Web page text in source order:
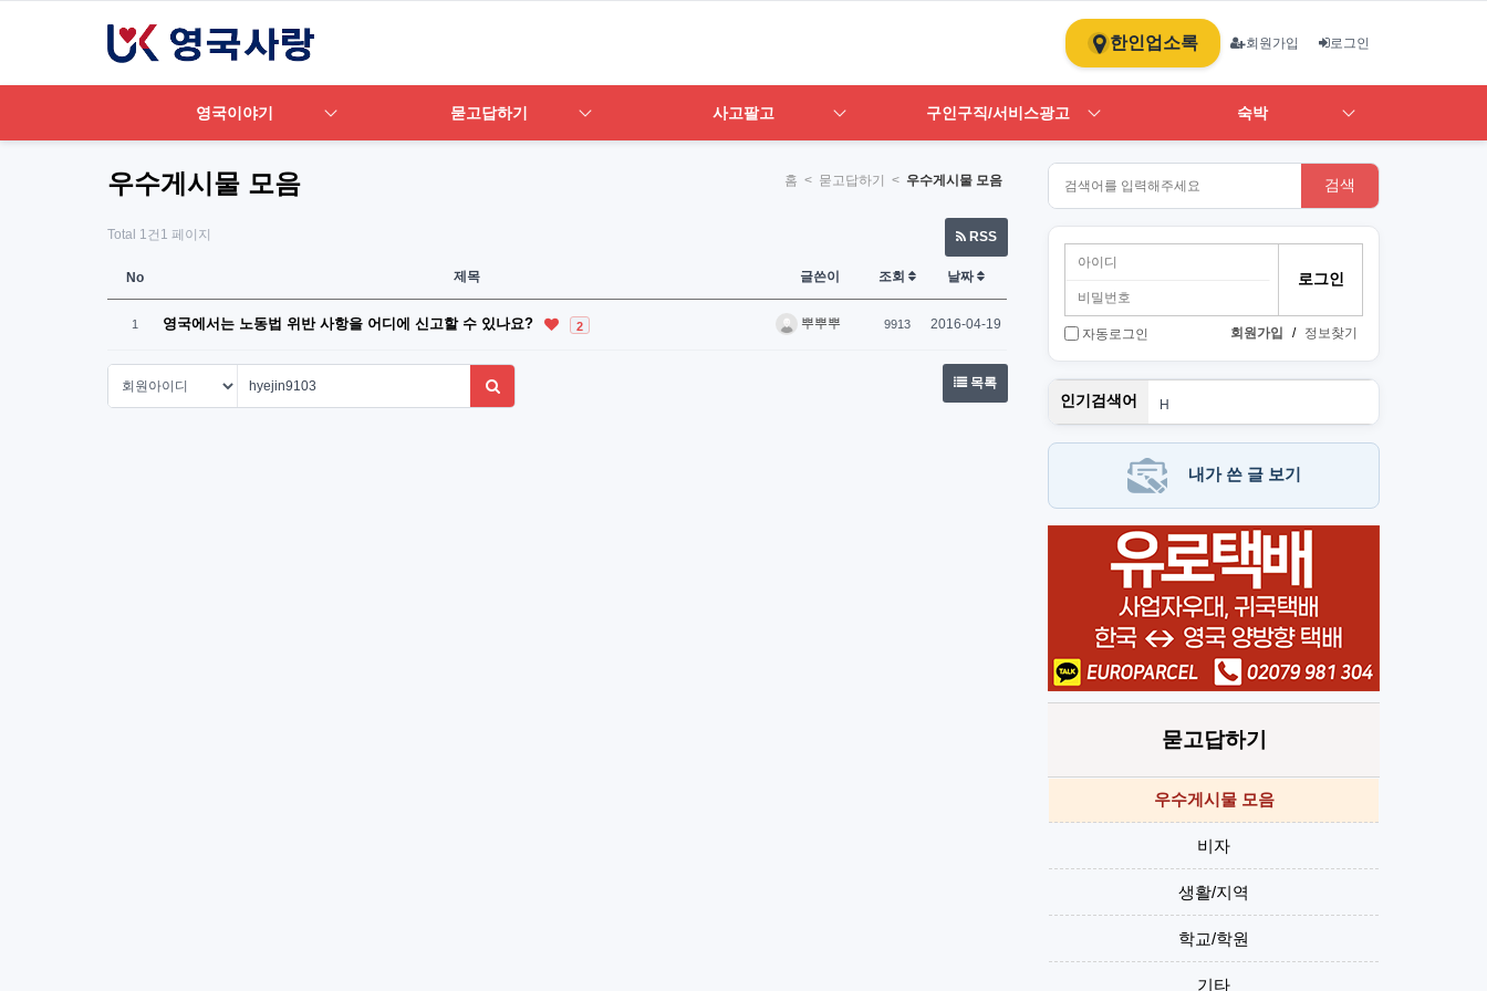
한인업소록 회원가입 로그인
영국이야기 묻고답하기 사고팔고 구인구직/서비스광고 숙박
우수게시물 모음 홈 < 묻고답하기 < 우수게시물 모음
Total 1건 1 페이지 RSS
No 제목 글쓴이 조회 날짜
1 영국에서는 노동법 위반 사항을 어디에 신고할 수 있나요? 2 뿌뿌뿌 9913 2016-04-19
목록
검색
자동로그인 회원가입 / 정보찾기
인기검색어
H
1
뉴몰
PT
내가 쓴 글 보기
묻고답하기
우수게시물 모음
비자
생활/지역
학교/학원
기타